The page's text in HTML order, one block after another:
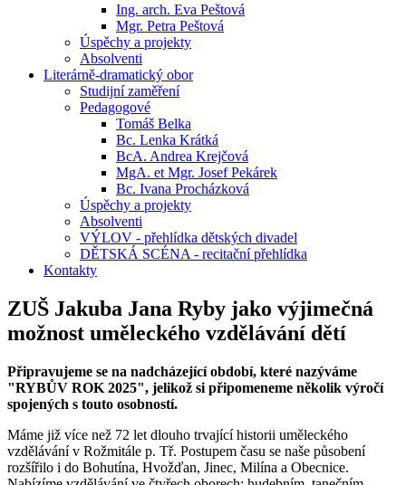
Ing. arch. Eva Peštová
Mgr. Petra Peštová
Úspěchy a projekty
Absolventi
Literárně-dramatický obor
Studijní zaměření
Pedagogové
Tomáš Belka
Bc. Lenka Krátká
BcA. Andrea Krejčová
MgA. et Mgr. Josef Pekárek
Bc. Ivana Procházková
Úspěchy a projekty
Absolventi
VÝLOV - přehlídka dětských divadel
DĚTSKÁ SCÉNA - recitační přehlídka
Kontakty
ZUŠ Jakuba Jana Ryby jako výjimečná
možnost uměleckého vzdělávání dětí
Připravujeme se na nadcházející období, které nazýváme
"RYBŮV ROK 2025", jelikož si připomeneme několik výročí
spojených s touto osobností.
Máme již více než 72 let dlouho trvající historii uměleckého
vzdělávání v Rožmitále p. Tř. Postupem času se naše působení
rozšířilo i do Bohutína, Hvožďan, Jinec, Milína a Obecnice.